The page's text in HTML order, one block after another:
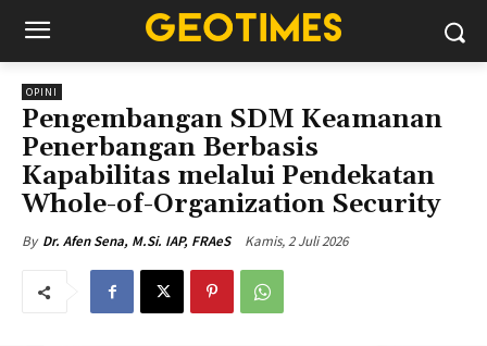
OPINI
Pengembangan SDM Keamanan
Penerbangan Berbasis
Kapabilitas melalui Pendekatan
Whole-of-Organization Security
By Dr. Afen Sena, M.Si. IAP, FRAeS Kamis, 2 Juli 2026